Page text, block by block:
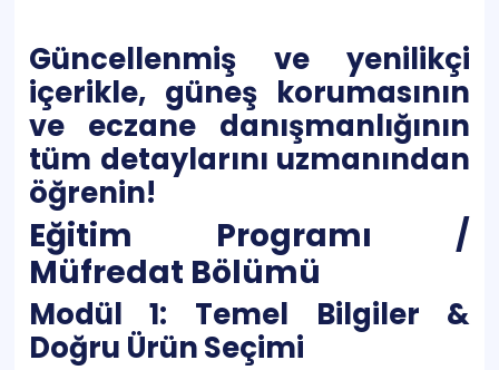
Güncellenmiş ve yenilikçi
içerikle, güneş korumasının
ve eczane danışmanlığının
tüm detaylarını uzmanından
öğrenin!
Eğitim Programı /
Müfredat Bölümü
Modül 1: Temel Bilgiler &
Doğru Ürün Seçimi